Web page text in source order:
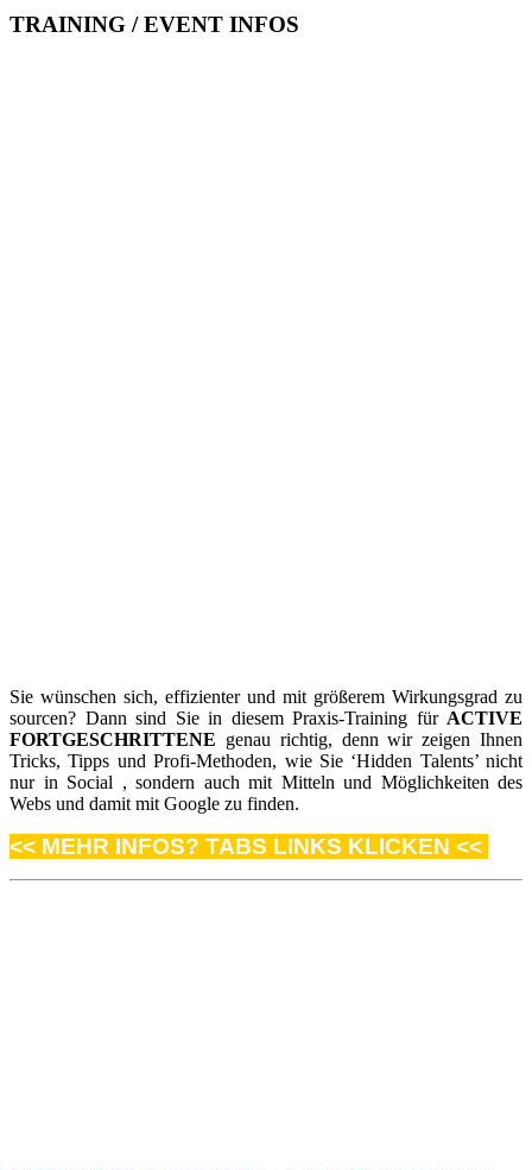
TRAINING / EVENT INFOS
Sie wünschen sich, effizienter und mit größerem Wirkungsgrad zu
sourcen? Dann sind Sie in diesem Praxis-Training für ACTIVE
FORTGESCHRITTENE genau richtig, denn wir zeigen Ihnen
Tricks, Tipps und Profi-Methoden, wie Sie ‘Hidden Talents’ nicht
nur in Social , sondern auch mit Mitteln und Möglichkeiten des
Webs und damit mit Google zu finden.
<< MEHR INFOS? TABS LINKS KLICKEN <<